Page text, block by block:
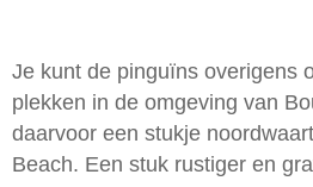
Je kunt de pinguïns overigens
plekken in de omgeving van
daarvoor een stukje
Beach. Een stuk rustiger en